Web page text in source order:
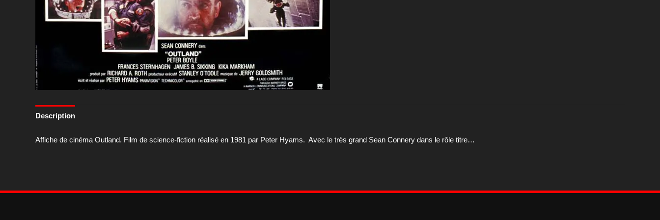
Description
Affiche de cinéma Outland. Film de science-fiction réalisé en 1981 par Peter Hyams. Avec le très grand Sean Connery dans le rôle titre…